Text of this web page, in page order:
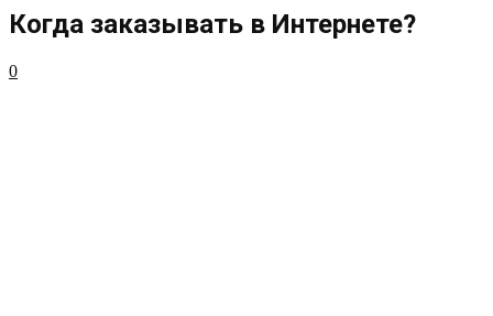
Когда заказывать в Интернете?
0